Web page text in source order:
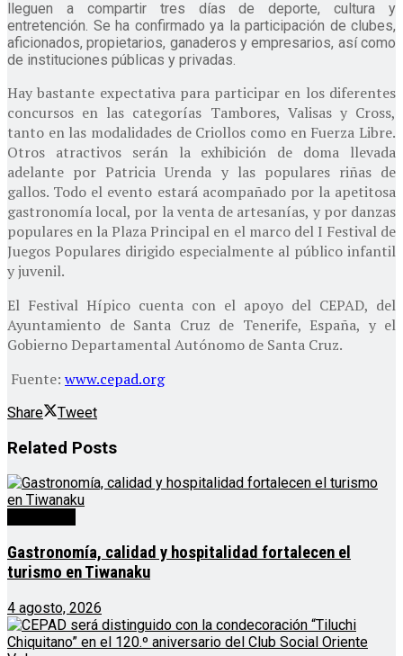
lleguen a compartir tres días de deporte, cultura y
entretención. Se ha confirmado ya la participación de clubes,
aficionados, propietarios, ganaderos y empresarios, así como
de instituciones públicas y privadas.
Hay bastante expectativa para participar en los diferentes
concursos en las categorías Tambores, Valisas y Cross,
tanto en las modalidades de Criollos como en Fuerza Libre.
Otros atractivos serán la exhibición de doma llevada
adelante por Patricia Urenda y las populares riñas de
gallos. Todo el evento estará acompañado por la apetitosa
gastronomía local, por la venta de artesanías, y por danzas
populares en la Plaza Principal en el marco del I Festival de
Juegos Populares dirigido especialmente al público infantil
y juvenil.
El Festival Hípico cuenta con el apoyo del CEPAD, del
Ayuntamiento de Santa Cruz de Tenerife, España, y el
Gobierno Departamental Autónomo de Santa Cruz.
Fuente: www.cepad.org
Share Tweet
Related Posts
Gastronomía, calidad y hospitalidad fortalecen el
turismo en Tiwanaku
4 agosto, 2026